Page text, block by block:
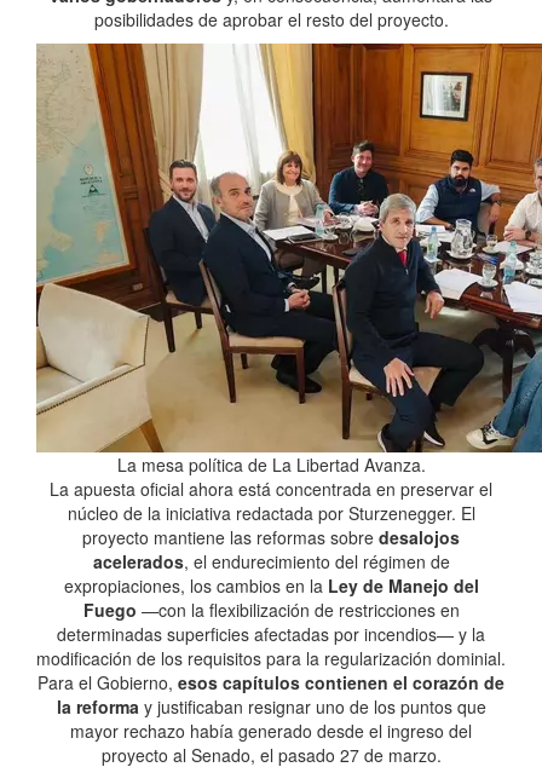
posibilidades de aprobar el resto del proyecto.
La mesa política de La Libertad Avanza.
La apuesta oficial ahora está concentrada en preservar el
núcleo de la iniciativa redactada por Sturzenegger. El
proyecto mantiene las reformas sobre desalojos
acelerados, el endurecimiento del régimen de
expropiaciones, los cambios en laLey de Manejo del
Fuego —con la flexibilización de restricciones en
determinadas superficies afectadas por incendios— y la
modificación de los requisitos para la regularización dominial.
Para el Gobierno, esos capítulos contienen el corazón de
la reforma y justificaban resignar uno de los puntos que
mayor rechazo había generado desde el ingreso del
proyecto al Senado, el pasado 27 de marzo.